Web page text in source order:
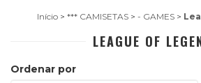
Início > *** CAMISETAS > - GAMES >
LEAGUE OF
Ordenar por